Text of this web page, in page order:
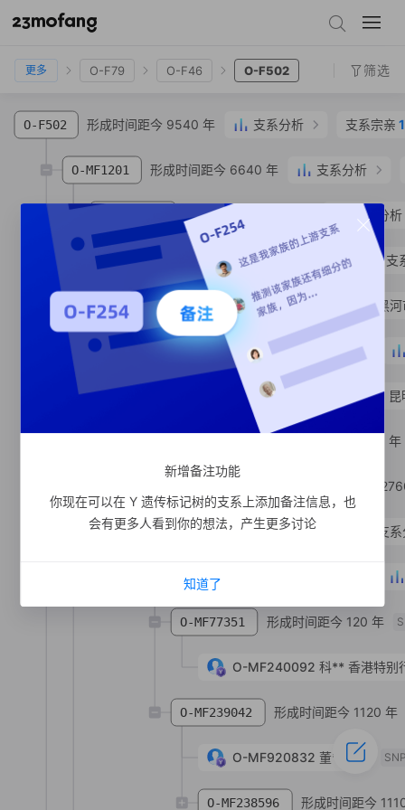
O-F122
更多 O-F79 O-F46 O-F502 筛选
O-F502 形成时间距今 9540 年 支系分析 支系宗亲
O-MF1201 形成时间距今 6640 年 支系分析
形成时间距今 4900 年 支系分析
O-MV121354 形成时间距今 3390 年 支
O-Y218017 形成时间距今 3310 年 支
O-MV159489蔡**汉族 黑龙江省 黑
O-MV121356 形成时间距今 3310 年
O-MF238190
O-MV121376 云南省
形成时间距今 2990 年
O-MF77351 形成时间距今 120 年
O-MF239042 形成时间距今 1120 年
形成时间距今
O-MF240092科** 香港特别
O-MF920832 董**
O-MF238596 形成时间距今
新增备注功能
你现在可以在 Y 遗传标记树的支系上添加备注信息，也
会有更多人看到你的想法，产生更多讨论
知道了